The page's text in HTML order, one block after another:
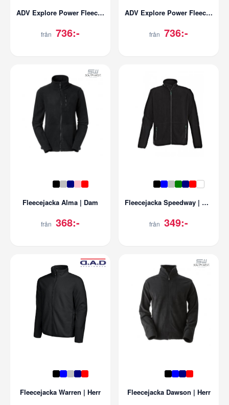
ADV Explore Power Fleece Hood Jacket | Herr
från 736:-
ADV Explore Power Fleece Hood Jacket | Dam
från 736:-
Fleecejacka Alma | Dam
från 368:-
Fleecejacka Speedway | Herr
från 349:-
Fleecejacka Warren | Herr Fleecejacka Dawson | Herr